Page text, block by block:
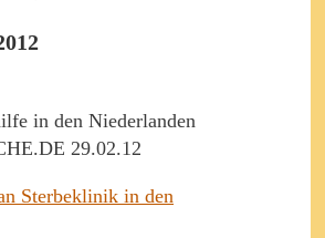
in den Niederlanden
29.02.12
Sterbeklinik in den